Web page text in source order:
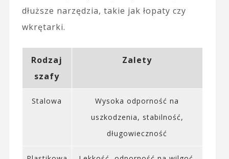
dłuższe narzędzia, takie jak łopaty czy
wkrętarki.
Rodzaj
szafy
Zalety
Stalowa
Wysoka odporność na
uszkodzenia, stabilność,
długowieczność